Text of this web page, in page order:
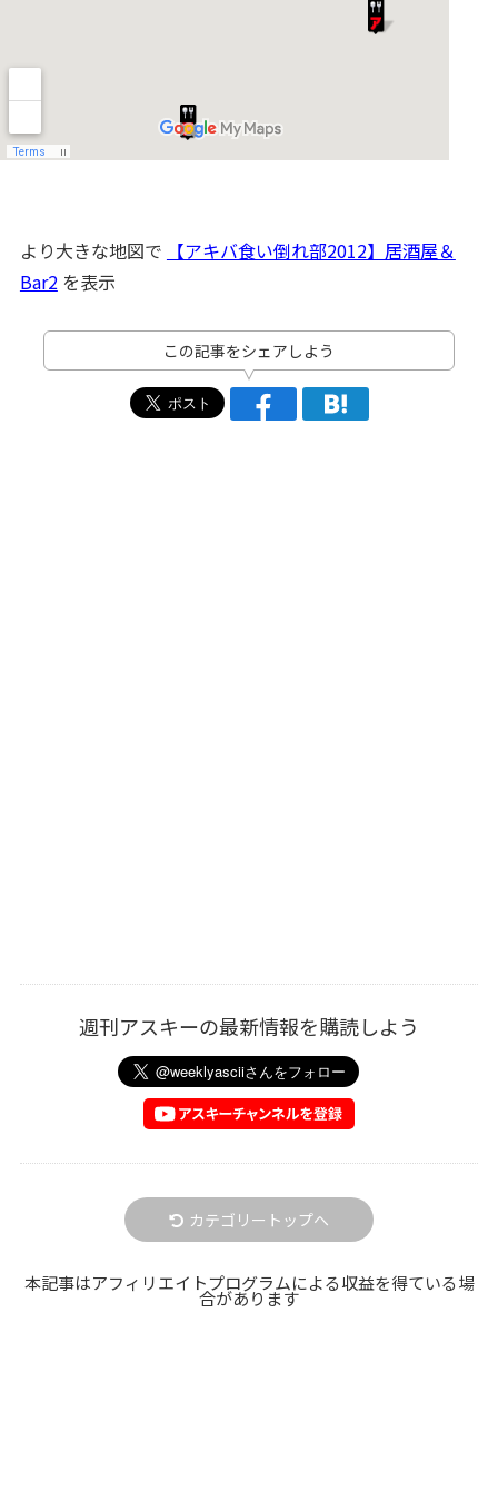
より大きな地図で
【アキバ食い倒れ部2012】居酒屋＆
Bar2を表示
この記事をシェアしよう
週刊アスキーの最新情報を購読しよう
カテゴリートップへ
本記事はアフィリエイトプログラムによる収益を得ている場
合があります